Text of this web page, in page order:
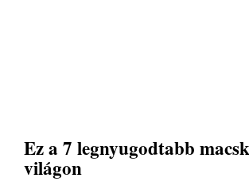
Ez a 7 legnyugodtabb
világon